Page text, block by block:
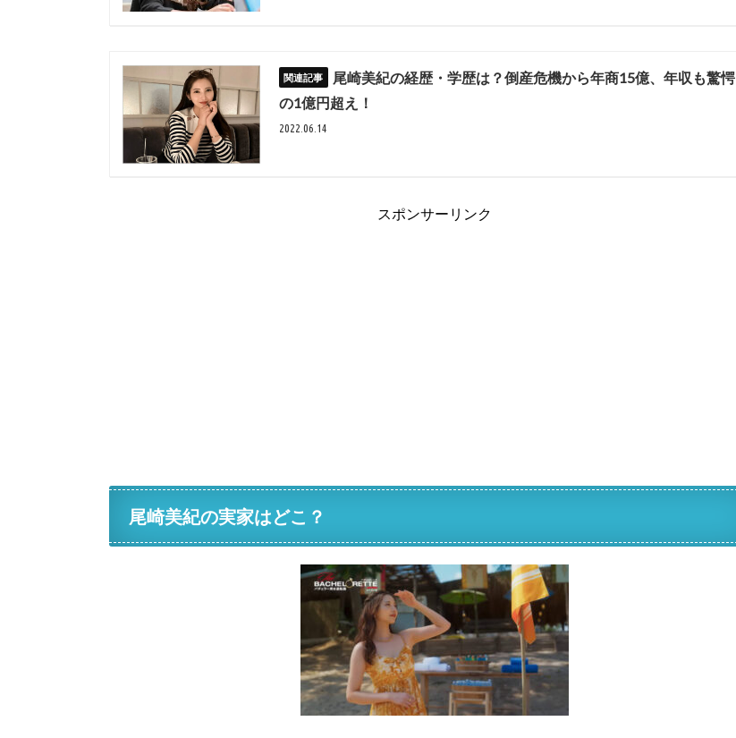
尾崎美紀の経歴・学歴は？倒産危機から年商15億、年収も驚愕
の1億円超え！
2022.06.14
スポンサーリンク
尾崎美紀の実家はどこ？